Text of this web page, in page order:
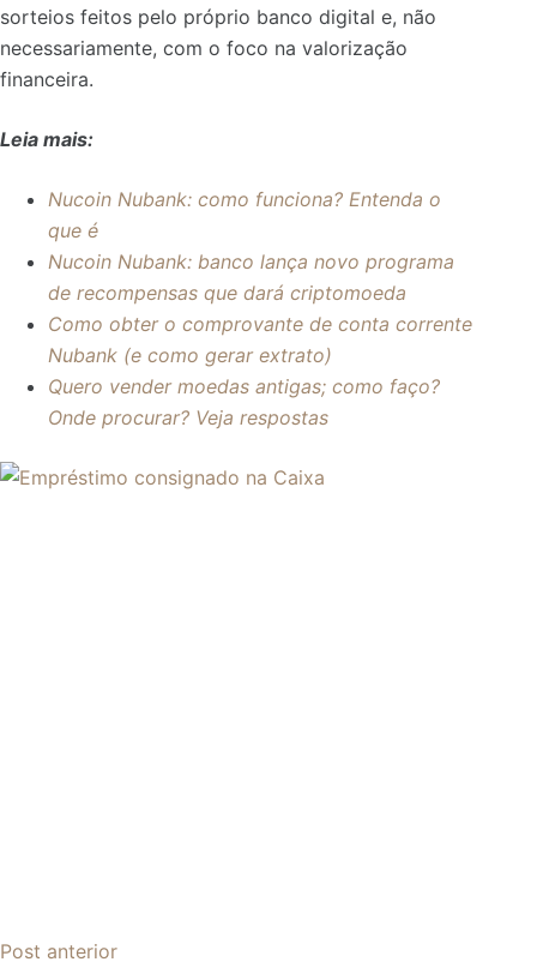
sorteios feitos pelo próprio banco digital e, não
necessariamente, com o foco na valorização
financeira.
Leia mais:
Nucoin Nubank: como funciona? Entenda o
que é
Nucoin Nubank: banco lança novo programa
de recompensas que dará criptomoeda
Como obter o comprovante de conta corrente
Nubank (e como gerar extrato)
Quero vender moedas antigas; como faço?
Onde procurar? Veja respostas
Post anterior